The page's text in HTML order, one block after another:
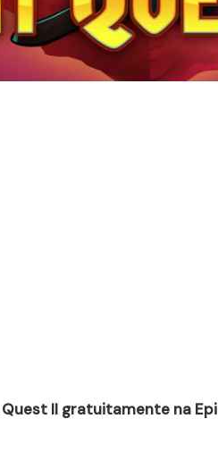
II gratuitamente na